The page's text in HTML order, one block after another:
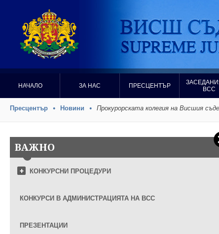
НАЧАЛО ЗА НАС ПРЕСЦЕНТЪР
ВСС
Пресцентър Новини Прокурорската колегия на Висшия
ВАЖНО
КОНКУРСНИ ПРОЦЕДУРИ
КОНКУРСИ В АДМИНИСТРАЦИЯТА НА ВСС
ПРЕЗЕНТАЦИИ